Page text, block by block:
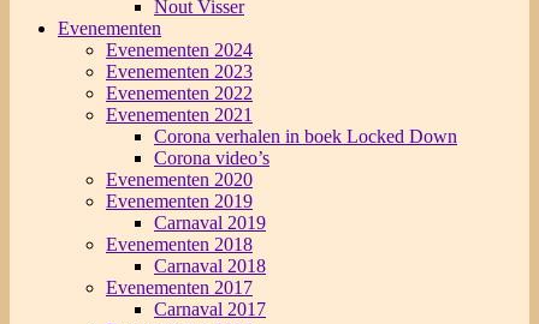
Nout Visser
Evenementen
Evenementen 2024
Evenementen 2023
Evenementen 2022
Evenementen 2021
Corona verhalen in boek Locked Down
Corona video’s
Evenementen 2020
Evenementen 2019
Carnaval 2019
Evenementen 2018
Carnaval 2018
Evenementen 2017
Carnaval 2017